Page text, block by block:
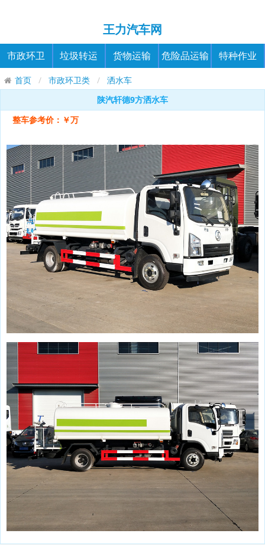
王力汽车网
市政环卫 垃圾转运 货物运输 危险品运输 特种作业
首页 市政环卫类
洒水车
陕汽轩德9方洒水车
整车参考价：￥万